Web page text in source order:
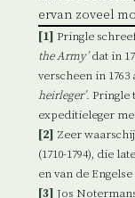
ervan zoveel
[1] Pringle
the Army’dat in
verscheen in 1763
heirleger’. Pringle
expeditieleger
[2] Zeer
(1710-1794), die
en van de
[3] Jos